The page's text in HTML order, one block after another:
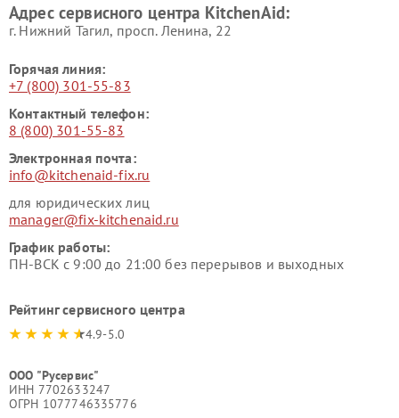
Адрес сервисного центра KitchenAid:
г. Нижний Тагил, просп. Ленина, 22
Горячая линия:
+7 (800) 301-55-83
Контактный телефон:
8 (800) 301-55-83
Электронная почта:
info@kitchenaid-fix.ru
для юридических лиц
manager@fix-kitchenaid.ru
График работы:
ПН-ВСК с 9:00 до 21:00 без перерывов и выходных
Рейтинг сервисного центра
4.9-5.0
ООО "Русервис"
ИНН 7702633247
ОГРН 1077746335776